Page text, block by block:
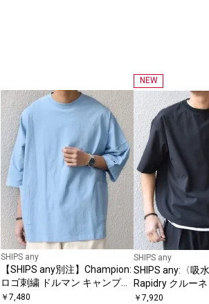
SHIPS any
【SHIPS any別注】Champion:
ロゴ刺繍 ドルマン キャンプポ
ケット Tシャツ◇
￥ 7,480
NEW
SHIPS any
SHIPS any:〈吸水
Rapidry クルー
ドル ポケット T
￥ 7,920